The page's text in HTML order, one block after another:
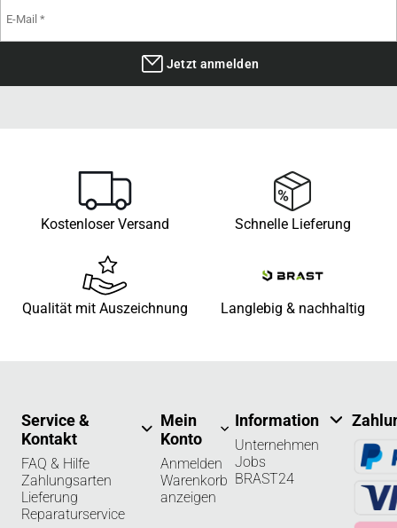
Jetzt anmelden
Kostenloser Versand Schnelle Lieferung
Qualität mit Auszeichnung Langlebig & nachhaltig
Service &
Kontakt
FAQ & Hilfe
Zahlungsarten
Lieferung
Reparaturservice
Mein
Konto
Anmelden
Warenkorb
anzeigen
Information
Unternehmen
Jobs
BRAST24